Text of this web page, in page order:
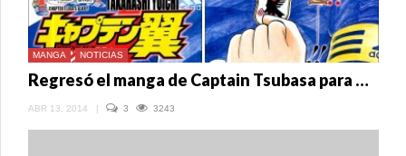
MANGA NOTICIAS
Regresó el manga de Captain Tsubasa para Brasil 2014
ABR 13, 2014 | 3 3243